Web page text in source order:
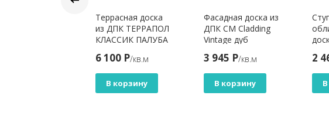
Террасная доска
из ДПК ТЕРРАПОЛ
КЛАССИК ПАЛУБА
6 100 Р/кв.м
В корзину
Фасадная доска из
ДПК CM Cladding
Vintage дуб
3 945 Р/кв.м
В корзину
2